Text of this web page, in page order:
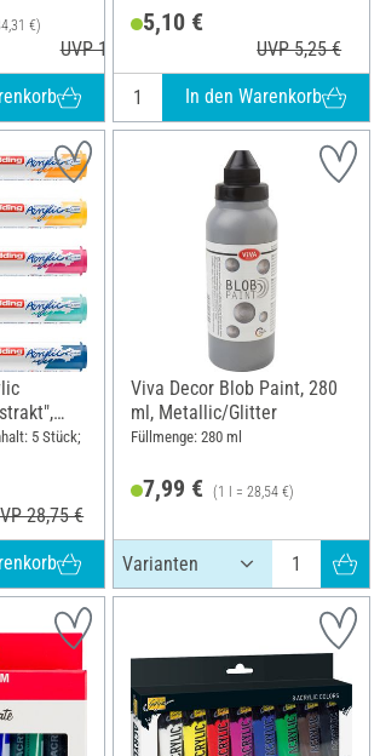
€)
UVP 14,99 €
5,10 €
UVP 5,25 €
In den Warenkorb
5 Stück;
28,75 €
Viva Decor Blob Paint, 280
ml, Metallic/Glitter
Füllmenge: 280 ml
7,99 € (1 l = 28,54 €)